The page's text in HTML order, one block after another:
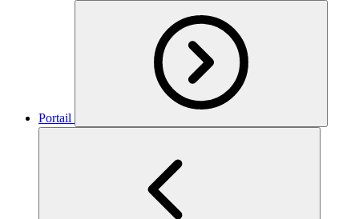
Portail